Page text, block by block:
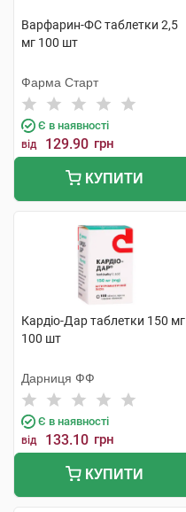
Варфарин-ФС таблетки 2,5
мг 100 шт
Фарма Старт
Є в наявності
від 129.90 грн
КУПИТИ
Кардіо-Дар таблетки 150 мг
100 шт
Дарниця ФФ
Є в наявності
від 133.10 грн
КУПИТИ